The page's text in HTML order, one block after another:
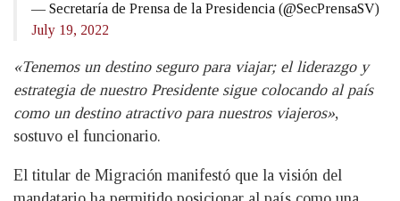
— Secretaría de Prensa de la Presidencia (@SecPrensaSV)
July 19, 2022
«Tenemos un destino seguro para viajar; el liderazgo y
estrategia de nuestro Presidente sigue colocando al país
como un destino atractivo para nuestros viajeros»,
sostuvo el funcionario.
El titular de Migración manifestó que la visión del